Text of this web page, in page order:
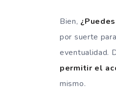
Bien,
por suerte
eventualidad.
permitir el
mismo.